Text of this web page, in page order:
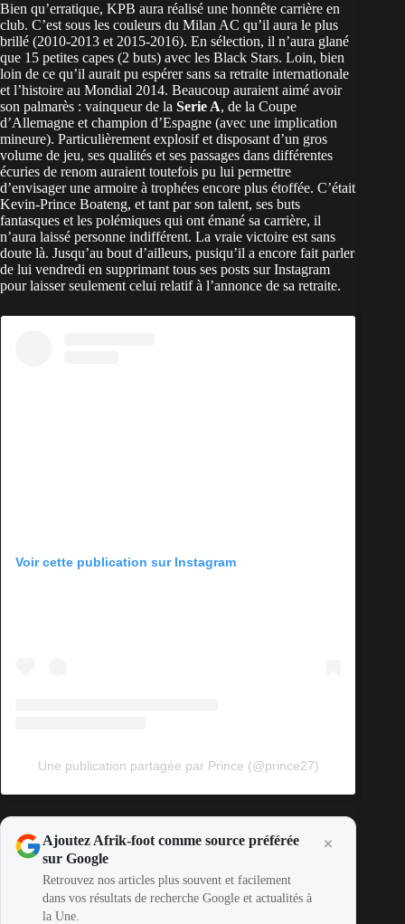
Bien qu’erratique, KPB aura réalisé une honnête carrière en
club. C’est sous les couleurs du Milan AC qu’il aura le plus
brillé (2010-2013 et 2015-2016). En sélection, il n’aura glané
que 15 petites capes (2 buts) avec les Black Stars. Loin, bien
loin de ce qu’il aurait pu espérer sans sa retraite internationale
et l’histoire au Mondial 2014. Beaucoup auraient aimé avoir
son palmarès : vainqueur de la Serie A, de la Coupe
d’Allemagne et champion d’Espagne (avec une implication
mineure). Particulièrement explosif et disposant d’un gros
volume de jeu, ses qualités et ses passages dans différentes
écuries de renom auraient toutefois pu lui permettre
d’envisager une armoire à trophées encore plus étoffée. C’était
Kevin-Prince Boateng, et tant par son talent, ses buts
fantasques et les polémiques qui ont émané sa carrière, il
n’aura laissé personne indifférent. La vraie victoire est sans
doute là. Jusqu’au bout d’ailleurs, pusiqu’il a encore fait parler
de lui vendredi en supprimant tous ses posts sur Instagram
pour laisser seulement celui relatif à l’annonce de sa retraite.
Voir cette publication sur Instagram
Une publication partagée par Prince (@prince27)
Ajoutez Afrik-foot comme source préférée
sur Google
Retrouvez nos articles plus souvent et facilement
dans vos résultats de recherche Google et actualités à
la Une.